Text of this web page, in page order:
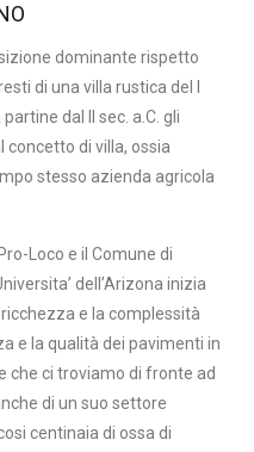
dominante rispetto
di una villa rustica del I
dal II sec. a.C. gli
di villa, ossia
stesso azienda agricola
Loco e il Comune di
dell’Arizona inizia
e la complessità
e la qualità dei pavimenti in
che ci troviamo di fronte ad
di un suo settore
centinaia di ossa di